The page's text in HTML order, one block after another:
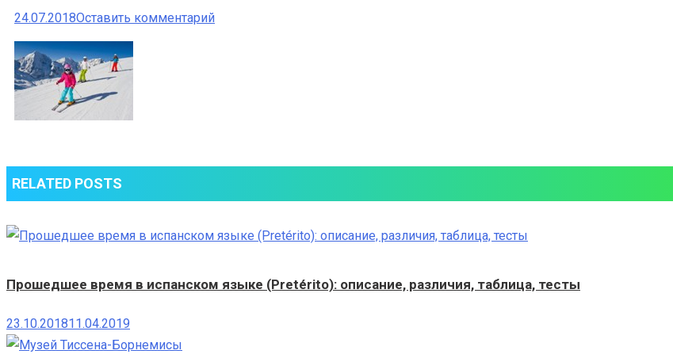
24.07.2018Оставить комментарийк
RELATED POSTS
Прошедшее время в испанском языке (Pretérito): описание, различия, таблица, тесты
23.10.201811.04.2019